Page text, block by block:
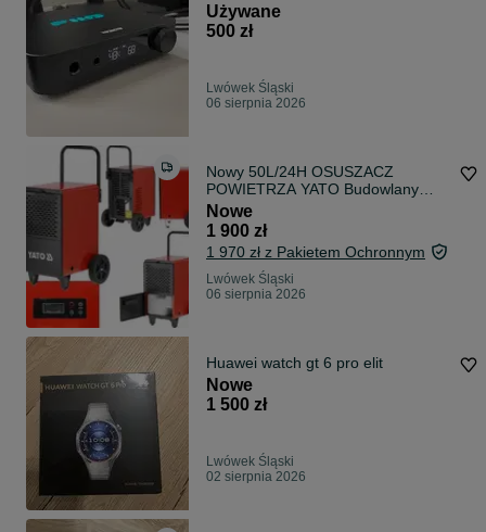
Używane
500 zł
Lwówek Śląski
06 sierpnia 2026
Nowy 50L/24H OSUSZACZ
POWIETRZA YATO Budowlany
Przemysłowy ZBIORNIK 7L
Nowe
1 900 zł
1 970 zł z Pakietem Ochronnym
Lwówek Śląski
06 sierpnia 2026
Huawei watch gt 6 pro elit
Nowe
1 500 zł
Lwówek Śląski
02 sierpnia 2026